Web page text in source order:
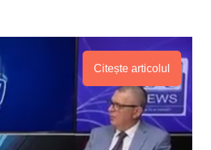
Citește articolul